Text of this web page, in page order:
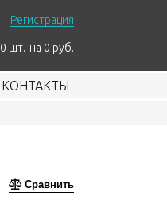
Регистрация
0 шт. на 0 руб.
КОНТАКТЫ
Сравнить